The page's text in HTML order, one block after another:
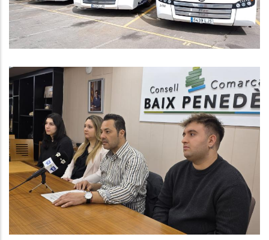
El Consell Comarcal Del Baix
Penedès Contracta Tres Persones
En El Marc Del Programa Joves En
Pràctiques 2025
Joventut,Ocupació